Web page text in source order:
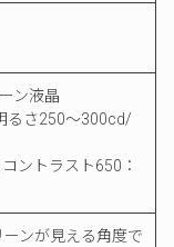
ン液晶
るさ250～300cd/
ントラスト650：
ンが見える角度で